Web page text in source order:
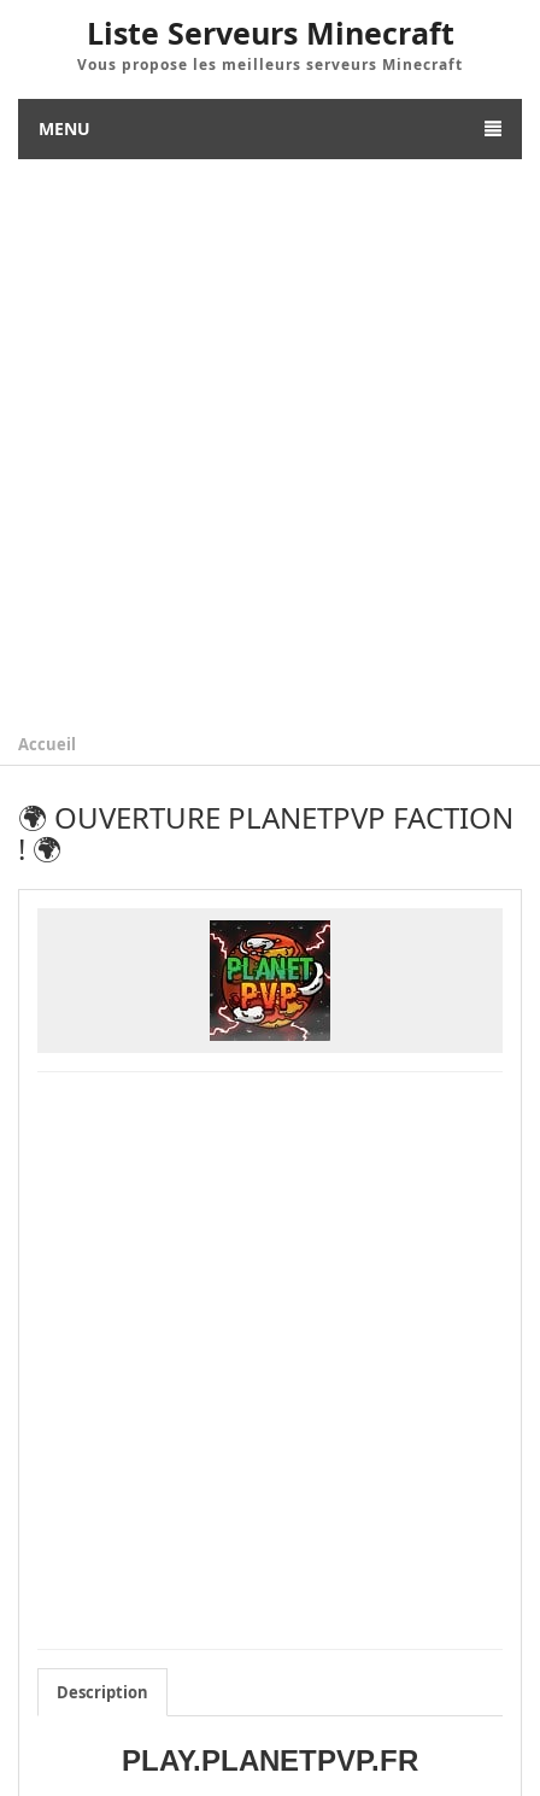
Liste Serveurs Minecraft
Vous propose les meilleurs serveurs Minecraft
MENU
Accueil
🌍 OUVERTURE PLANETPVP FACTION
! 🌍
Description
PLAY.PLANETPVP.FR